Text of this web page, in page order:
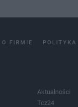
O FIRMIE POLITYKA
Aktualności
Tcz24